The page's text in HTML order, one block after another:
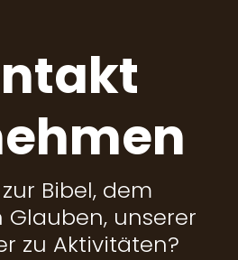
Bibel, dem
unserer
zu Aktivitäten?